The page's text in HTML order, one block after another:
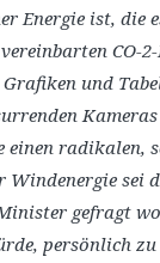
Energie ist, die
CO-
und
Kameras
einen radikalen,
Windenergie sei
gefragt
persönlich